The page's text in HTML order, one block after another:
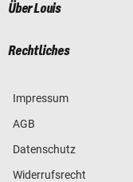
Über Louis
Rechtliches
Impressum
AGB
Datenschutz
Widerrufsrecht